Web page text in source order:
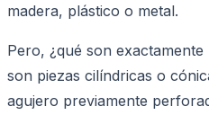
madera, plástico o metal.
Pero, ¿qué son
son piezas cilíndricas o
agujero previamente